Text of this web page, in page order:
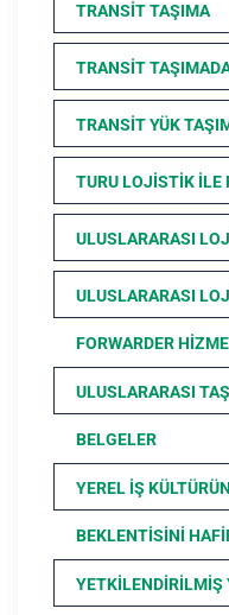
TRANSIT TAŞIMA
TRANSIT
TRANSIT YÜK
TURU LOJISTIK ILE
ULUSLARARASI
ULUSLARARASI
FORWARDER
ULUSLARARASI
BELGELER
YEREL İŞ
BEKLENTISINI
YETKILENDIRILMIŞ